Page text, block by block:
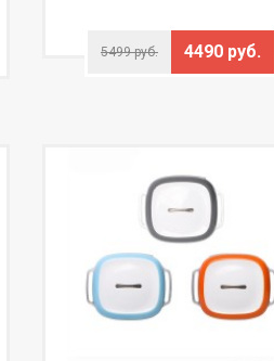
5499 руб. 4490 руб.